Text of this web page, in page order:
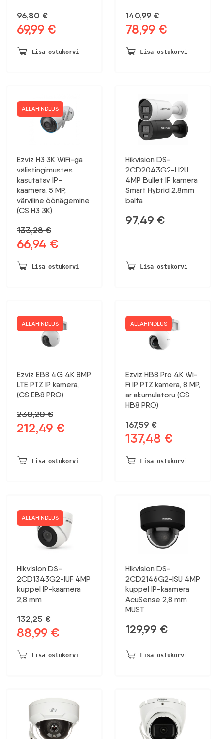
96,80€
Algne
oli:
69,99 €
on:
Lisa ostukorvi
140,99€
Algne
oli:
78,99 €
on:
Lisa ostukorvi
ALLAHINDLUS
Ezviz H3 3K WiFi-ga
välistingimustes
kasutatav IP-
kaamera, 5 MP,
värviline öönägemine
(CS H3 3K)
133,28€
Algne
oli:
66,94 €
on:
Lisa ostukorvi
Hikvision DS-
2CD2043G2-LI2U
4MP Bullet IP kamera
Smart Hybrid 2.8mm
balta
97,49 €
Lisa ostukorvi
ALLAHINDLUS
Ezviz EB8 4G 4K 8MP
LTE PTZ IP kamera,
(CS EB8 PRO)
230,20€
Algne
230,20 €.
212,49 €
212,49 €.
Lisa ostukorvi
ALLAHINDLUS
Ezviz HB8 Pro 4K Wi-
Fi IP PTZ kamera, 8 MP,
ar akumulatoru (CS
HB8 PRO)
167,59€
Algne
oli:
137,48 €
on:
Lisa ostukorvi
ALLAHINDLUS
Hikvision DS-
2CD1343G2-IUF 4MP
kuppel IP-kaamera
2,8 mm
132,25€
Algne
oli:
88,99 €
on:
Lisa ostukorvi
Hikvision DS-
2CD2146G2-ISU 4MP
kuppel IP-kaamera
AcuSense 2,8 mm
MUST
129,99 €
Lisa ostukorvi